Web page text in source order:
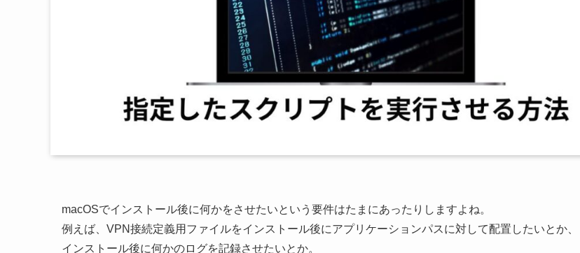
macOSでインストール後に何かをさせたいという要件はたまにあったりしますよね。
例えば、VPN接続定義用ファイルをインストール後にアプリケーションパスに対して配置したいとか、
インストール後に何かのログを記録させたいとか。